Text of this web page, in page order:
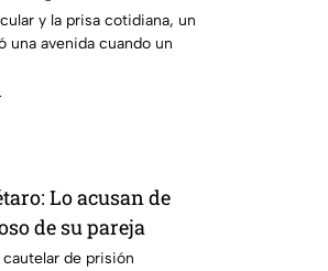
y la prisa cotidiana, un
una avenida cuando un
Lo acusan de
de su pareja
de prisión